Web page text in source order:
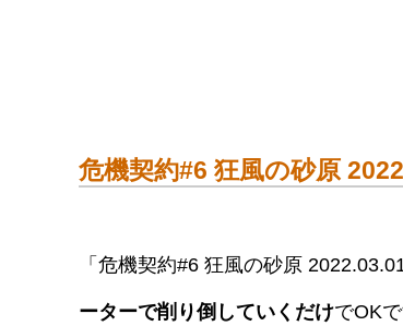
危機契約#6 狂風の砂原
「危機契約#6 狂風の砂原
ーターで削り倒していくだけでOKで